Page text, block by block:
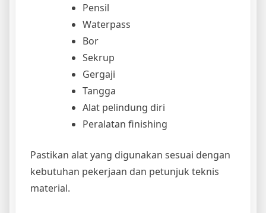
Pensil
Waterpass
Bor
Sekrup
Gergaji
Tangga
Alat pelindung diri
Peralatan finishing
Pastikan alat yang digunakan sesuai dengan
kebutuhan pekerjaan dan petunjuk teknis
material.